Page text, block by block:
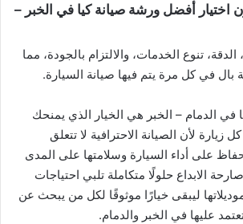
اختيار أفضل ورشة صيانة كيا في الخبر –
الدقة، تنوع الخدمات، والالتزام بالجودة، مما
بال في كل مرة يتم فيها صيانة السيارة.
الدمام – الخبر هي الخيار الذي يمنحك
زيارة لأن الصيانة الاحترافية لا تتعلق
على أداء السيارة وسلامتها على المدى
الابداع حلولًا متكاملة تلبي احتياجات
ليبقى خيارًا موثوقًا لكل من يبحث عن
عليها في الخبر والدمام.